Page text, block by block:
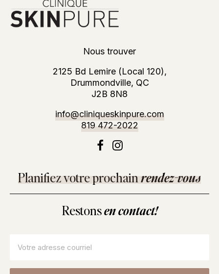
Nous trouver
2125 Bd Lemire (Local 120),
Drummondville, QC
J2B 8N8
info@cliniqueskinpure.com
819 472-2022
Planifiez votre prochainrendez-vous
Restonsen contact!